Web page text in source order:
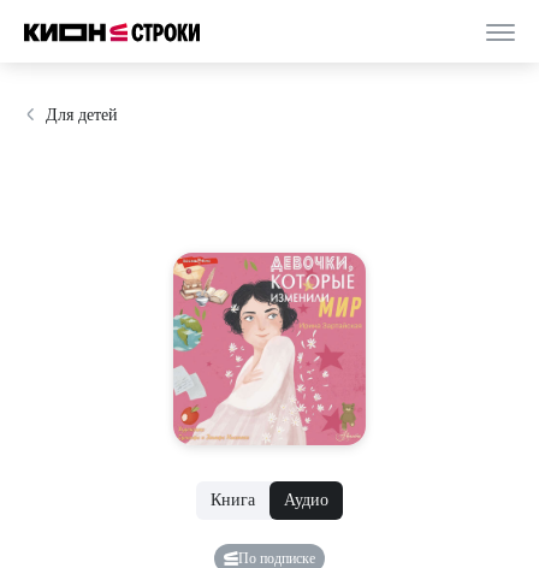
Для детей
Книга Аудио
По подписке